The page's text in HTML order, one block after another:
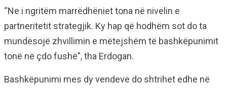
“Ne i ngritëm marrëdhëniet tona në nivelin e
partneritetit strategjik. Ky hap që hodhëm sot do ta
mundësojë zhvillimin e mëtejshëm të bashkëpunimit
tonë në çdo fushë”, tha Erdogan.
Bashkëpunimi mes dy vendeve do shtrihet edhe në